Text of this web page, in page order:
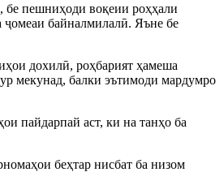
бе пешниҳоди воқеии роҳҳали
ҷомеаи байналмилалӣ. Яъне бе
дохилӣ, роҳбарият ҳамеша
мекунад, балки эътимоди мардумро
пайдарпай аст, ки на танҳо ба
беҳтар нисбат ба низом